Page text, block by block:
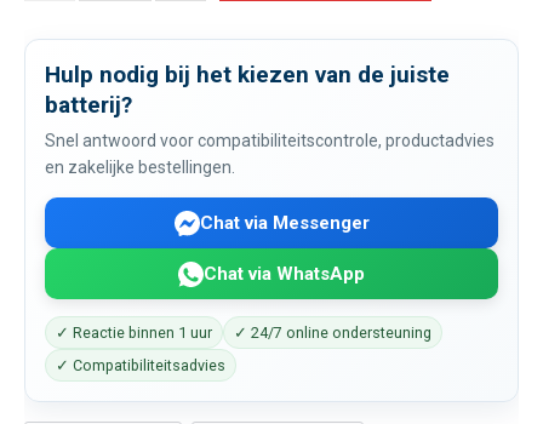
Hulp nodig bij het kiezen van de juiste
batterij?
Snel antwoord voor compatibiliteitscontrole, productadvies
en zakelijke bestellingen.
Chat via Messenger
Chat via WhatsApp
✓ Reactie binnen 1 uur
✓ 24/7 online ondersteuning
✓ Compatibiliteitsadvies